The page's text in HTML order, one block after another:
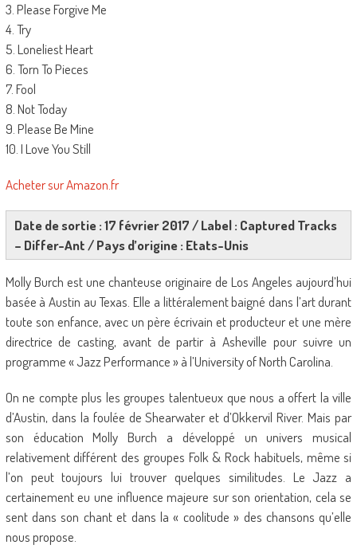
3. Please Forgive Me
4. Try
5. Loneliest Heart
6. Torn To Pieces
7. Fool
8. Not Today
9. Please Be Mine
10. I Love You Still
Acheter sur Amazon.fr
Date de sortie : 17 février 2017 / Label : Captured Tracks
– Differ-Ant / Pays d’origine : Etats-Unis
Molly Burch est une chanteuse originaire de Los Angeles aujourd’hui
basée à Austin au Texas. Elle a littéralement baigné dans l’art durant
toute son enfance, avec un père écrivain et producteur et une mère
directrice de casting, avant de partir à Asheville pour suivre un
programme « Jazz Performance » à l’University of North Carolina.
On ne compte plus les groupes talentueux que nous a offert la ville
d’Austin, dans la foulée de Shearwater et d’Okkervil River. Mais par
son éducation Molly Burch a développé un univers musical
relativement différent des groupes Folk & Rock habituels, même si
l’on peut toujours lui trouver quelques similitudes. Le Jazz a
certainement eu une influence majeure sur son orientation, cela se
sent dans son chant et dans la « coolitude » des chansons qu’elle
nous propose.